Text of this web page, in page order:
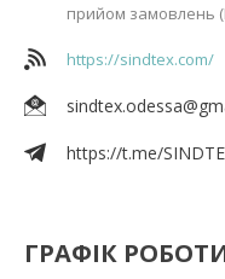
прийом замовлень
https://sindtex.com/
https://t.me/
ГРАФІК